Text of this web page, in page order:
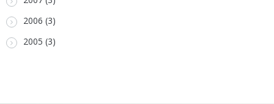
2006 (3)
2005 (3)